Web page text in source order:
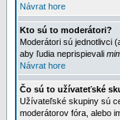
Návrat hore
Kto sú to moderátori?
Moderátori sú jednotlivci
aby ľudia neprispievali
Návrat hore
Čo sú to užívateťské
Užívateľské skupiny sú
moderátorov fóra, alebo